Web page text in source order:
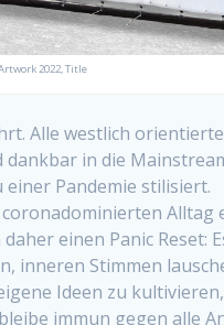
2022, Title
Alle westlich
in die
Pandemie stilisiert.
einen Panic Reset:
Stimmen
Ideen zu
immun gegen alle